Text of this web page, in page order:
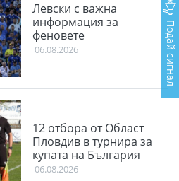
Левски с важна
информация за
феновете
06.08.2026
12 отбора от Област
Пловдив в турнира за
купата на България
06.08.2026
Подай сигнал